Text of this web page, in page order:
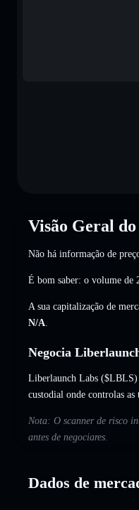
Visão Geral
Não há informação de
É bom saber: o volume de
A sua capitalização de
N/A
Negocia
Liberlaunch Labs ($LBLS)
custodial onde controlas as
Nota: O scanner de risco
antes de negociares.
Dados de